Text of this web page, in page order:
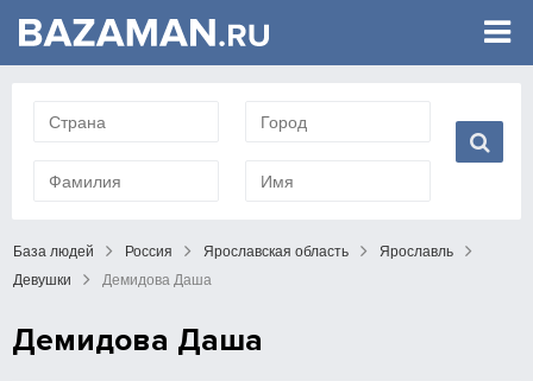
База людей Россия Ярославская область
Ярославль
Девушки
Демидова Даша
Демидова Даша